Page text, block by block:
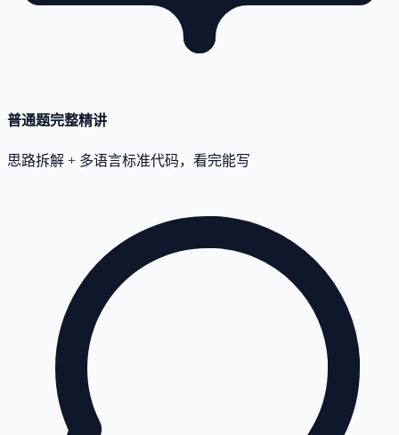
普通题完整精讲
思路拆解 + 多语言标准代码，看完能写